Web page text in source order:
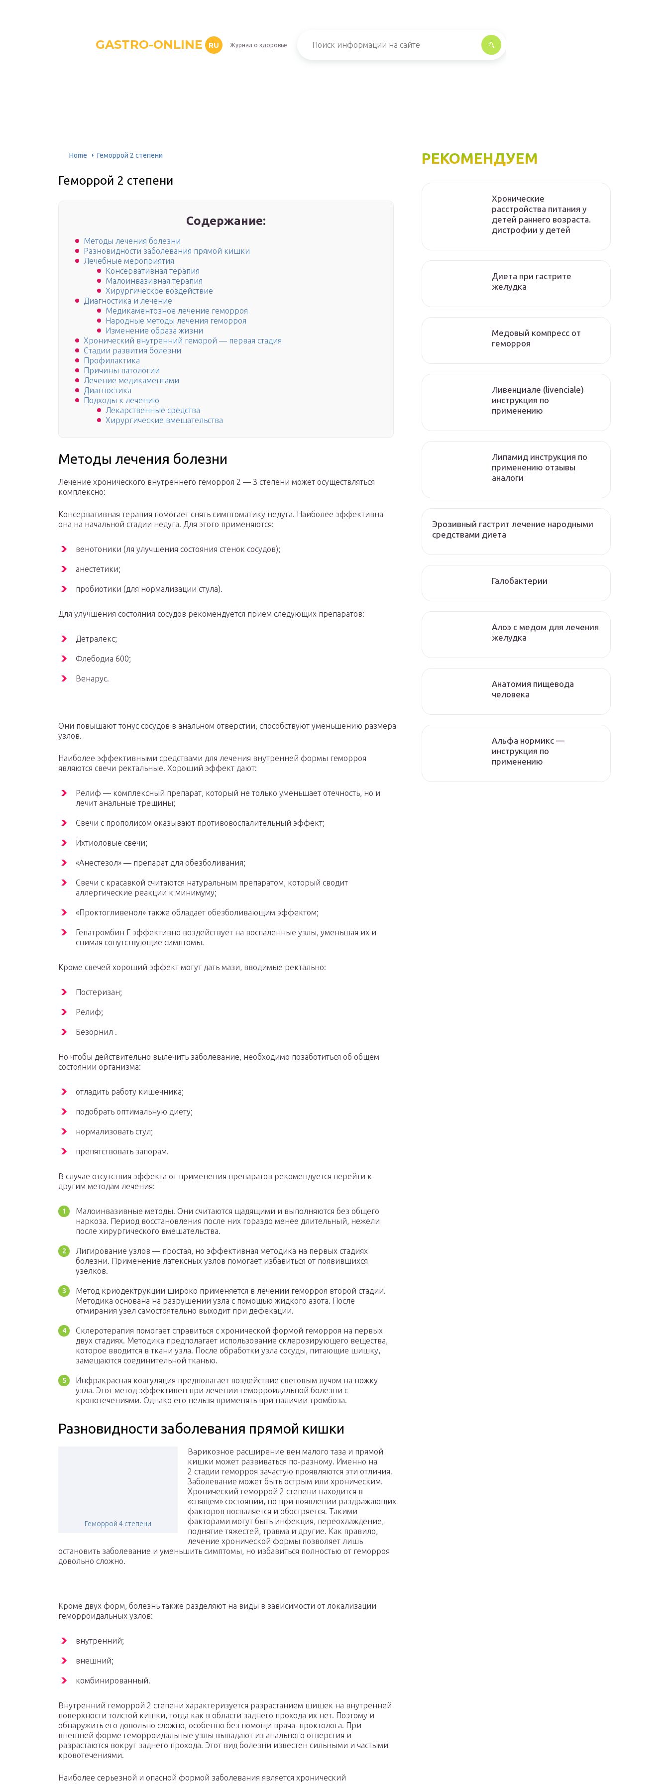
GASTRO-ONLINE RU Журнал о здоровье
Home Геморрой 2 степени
Геморрой 2 степени
Содержание:
Методы лечения болезни
Разновидности заболевания прямой кишки
Лечебные мероприятия
Консервативная терапия
Малоинвазивная терапия
Хирургическое воздействие
Диагностика и лечение
Медикаментозное лечение геморроя
Народные методы лечения геморроя
Изменение образа жизни
Хронический внутренний геморой — первая стадия
Стадии развития болезни
Профилактика
Причины патологии
Лечение медикаментами
Диагностика
Подходы к лечению
Лекарственные средства
Хирургические вмешательства
Методы лечения болезни
Лечение хронического внутреннего геморроя 2 — 3 степени может осуществляться
комплексно:
Консервативная терапия помогает снять симптоматику недуга. Наиболее эффективна
она на начальной стадии недуга. Для этого применяются:
венотоники (ля улучшения состояния стенок сосудов);
анестетики;
пробиотики (для нормализации стула).
Для улучшения состояния сосудов рекомендуется прием следующих препаратов:
Детралекс;
Флебодиа 600;
Венарус.
Они повышают тонус сосудов в анальном отверстии, способствуют уменьшению размера
узлов.
Наиболее эффективными средствами для лечения внутренней формы геморроя
являются свечи ректальные. Хороший эффект дают:
Релиф — комплексный препарат, который не только уменьшает отечность, но и
лечит анальные трещины;
Свечи с прополисом оказывают противовоспалительный эффект;
Ихтиоловые свечи;
«Анестезол» — препарат для обезболивания;
Свечи с красавкой считаются натуральным препаратом, который сводит
аллергические реакции к минимуму;
«Проктогливенол» также обладает обезболивающим эффектом;
Гепатромбин Г эффективно воздействует на воспаленные узлы, уменьшая их и
снимая сопутствующие симптомы.
Кроме свечей хороший эффект могут дать мази, вводимые ректально:
Постеризан;
Релиф;
Безорнил .
Но чтобы действительно вылечить заболевание, необходимо позаботиться об общем
состоянии организма:
отладить работу кишечника;
подобрать оптимальную диету;
нормализовать стул;
препятствовать запорам.
В случае отсутствия эффекта от применения препаратов рекомендуется перейти к
другим методам лечения:
Малоинвазивные методы. Они считаются щадящими и выполняются без общего
наркоза. Период восстановления после них гораздо менее длительный, нежели
после хирургического вмешательства.
Лигирование узлов — простая, но эффективная методика на первых стадиях
болезни. Применение латексных узлов помогает избавиться от появившихся
узелков.
Метод криодектрукции широко применяется в лечении геморроя второй стадии.
Методика основана на разрушении узла с помощью жидкого азота. После
отмирания узел самостоятельно выходит при дефекации.
Склеротерапия помогает справиться с хронической формой геморроя на первых
двух стадиях. Методика предполагает использование склерозирующего вещества,
которое вводится в ткани узла. После обработки узла сосуды, питающие шишку,
замещаются соединительной тканью.
Инфракрасная коагуляция предполагает воздействие световым лучом на ножку
узла. Этот метод эффективен при лечении геморроидальной болезни с
кровотечениями. Однако его нельзя применять при наличии тромбоза.
Разновидности заболевания прямой кишки
Геморрой 4 степени
Варикозное расширение вен малого таза и прямой
кишки может развиваться по-разному. Именно на
2 стадии геморроя зачастую проявляются эти отличия.
Заболевание может быть острым или хроническим.
Хронический геморрой 2 степени находится в
«спящем» состоянии, но при появлении раздражающих
факторов воспаляется и обостряется. Такими
факторами могут быть инфекция, переохлаждение,
поднятие тяжестей, травма и другие. Как правило,
лечение хронической формы позволяет лишь
остановить заболевание и уменьшить симптомы, но избавиться полностью от геморроя
довольно сложно.
Кроме двух форм, болезнь также разделяют на виды в зависимости от локализации
геморроидальных узлов:
внутренний;
внешний;
комбинированный.
Внутренний геморрой 2 степени характеризуется разрастанием шишек на внутренней
поверхности толстой кишки, тогда как в области заднего прохода их нет. Поэтому и
обнаружить его довольно сложно, особенно без помощи врача–проктолога. При
внешней форме геморроидальные узлы выпадают из анального отверстия и
разрастаются вокруг заднего прохода. Этот вид болезни известен сильными и частыми
кровотечениями.
Наиболее серьезной и опасной формой заболевания является хронический
РЕКОМЕНДУЕМ
Хронические
расстройства питания у
детей раннего возраста.
дистрофии у детей
Диета при гастрите
желудка
Медовый компресс от
геморроя
Ливенциале (livenciale)
инструкция по
применению
Липамид инструкция по
применению отзывы
аналоги
Эрозивный гастрит лечение народными
средствами диета
Галобактерии
Алоэ с медом для лечения
желудка
Анатомия пищевода
человека
Альфа нормикс —
инструкция по
применению